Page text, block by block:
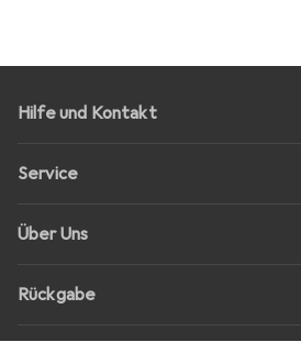
Hilfe und Kontakt
Service
Über Uns
Rückgabe